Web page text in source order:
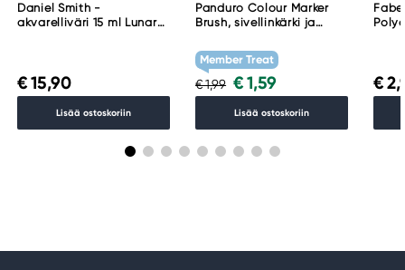
Daniel Smith -
akvarelliväri 15 ml Lunar
€ 15,90
Lisää ostoskoriin
Panduro Colour Marker
Brush, sivellinkärki ja
WG1
Member Treat
€ 1,99 € 1,59
Lisää ostoskoriin
€